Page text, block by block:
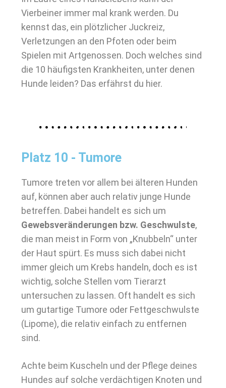
Vierbeiner immer mal krank werden. Du
kennst das, ein plötzlicher Juckreiz,
Verletzungen an den Pfoten oder beim
Spielen mit Artgenossen. Doch welches sind
die 10 häufigsten Krankheiten, unter denen
Hunde leiden? Das erfährst du hier.
Platz 10 - Tumore
Tumore treten vor allem bei älteren Hunden
auf, können aber auch relativ junge Hunde
betreffen. Dabei handelt es sich um
Gewebsveränderungen bzw. Geschwulste,
die man meist in Form von „Knubbeln“ unter
der Haut spürt. Es muss sich dabei nicht
immer gleich um Krebs handeln, doch es ist
wichtig, solche Stellen vom Tierarzt
untersuchen zu lassen. Oft handelt es sich
um gutartige Tumore oder Fettgeschwulste
(Lipome), die relativ einfach zu entfernen
sind.
Achte beim Kuscheln und der Pflege deines
Hundes auf solche verdächtigen Knoten und